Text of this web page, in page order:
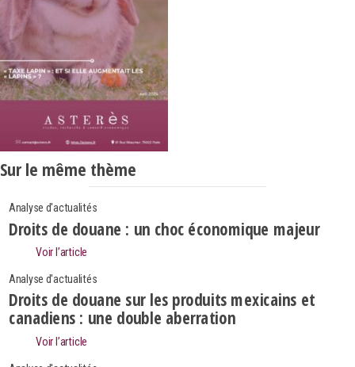
Sur le même thème
Analyse d'actualités
Droits de douane : un choc économique majeur
Voir l’article
Analyse d'actualités
Droits de douane sur les produits mexicains et
canadiens : une double aberration
Voir l’article